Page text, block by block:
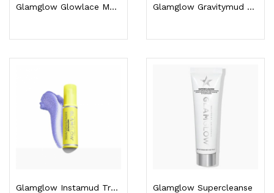
Glamglow Glowlace Masque Sheet Hydratant... Glamglow Gravitymud 50g
Glamglow Instamud Traitement Réduit L'apparence... Glamglow Supercleanse